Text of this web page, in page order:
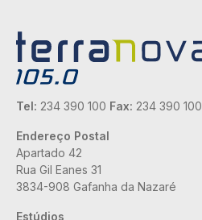
Tel: 234 390 100 Fax: 234 390 100
Endereço Postal
Apartado 42
Rua Gil Eanes 31
3834-908 Gafanha da Nazaré
Estúdios